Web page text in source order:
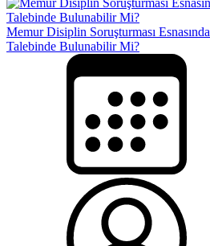
Memur Disiplin Soruşturması
Talebinde Bulunabilir Mi?